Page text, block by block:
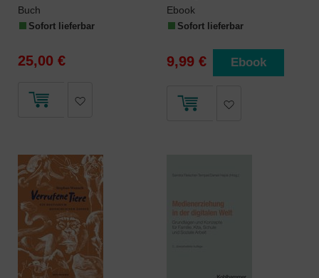
Buch
Sofort lieferbar
25,00 €
Ebook
Sofort lieferbar
9,99 € Ebook